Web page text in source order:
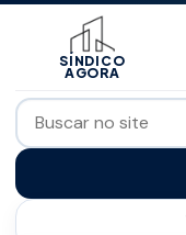
SÍNDICO
AGORA